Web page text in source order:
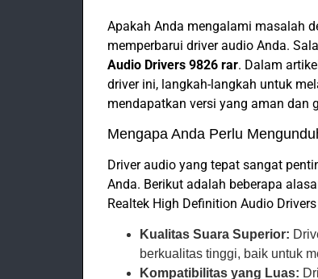
Apakah Anda mengalami masalah
memperbarui driver audio Anda.
Audio Drivers 9826 rar. Dalam
driver ini, langkah-langkah untuk
mendapatkan versi yang aman dan
Mengapa Anda Perlu
Driver audio yang tepat sangat
Anda. Berikut adalah beberapa
Realtek High Definition Audio
Kualitas Suara Superior:
berkualitas tinggi, baik untuk
Kompatibilitas yang Luas: